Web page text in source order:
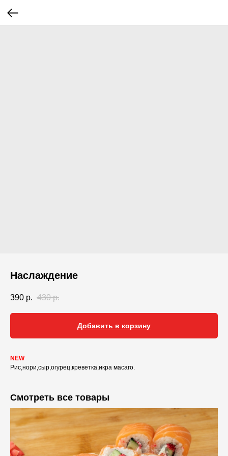
Наслаждение
390 р. 430 р.
Добавить в корзину
NEW
Рис,нори,сыр,огурец,креветка,икра масаго.
Смотреть все товары